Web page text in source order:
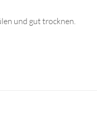
und gut trocknen.